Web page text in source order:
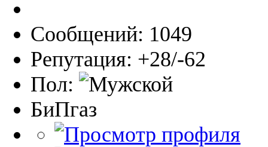
Сообщений: 1049
Репутация: +28/-62
Пол:
БиПгаз